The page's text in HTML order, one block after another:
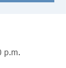
p.m.